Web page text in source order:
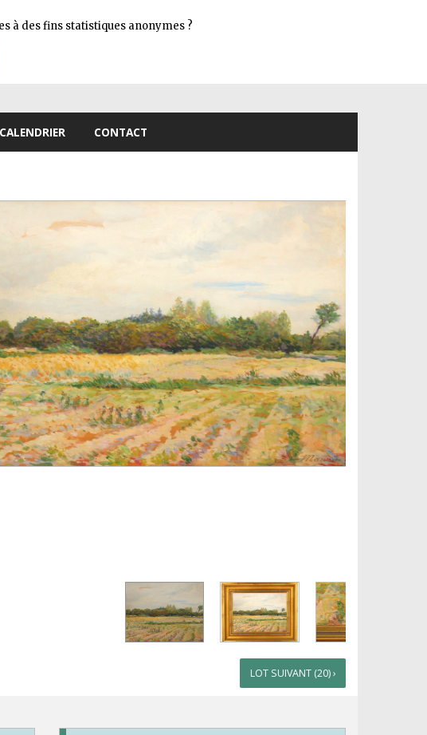
CALENDRIER CONTACT
LOT SUIVANT (20) ›
à des fins statistiques anonymes ?